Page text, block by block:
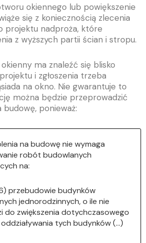
okiennego lub powiększenie
się z koniecznością zlecenia
projektu nadproża, które
z wyższych partii ścian i stropu.
ma znaleźć się blisko
i zgłoszenia trzeba
na okno. Nie gwarantuje to
można będzie przeprowadzić
ponieważ:
na budowę nie wymaga
robót budowlanych
na:
przebudowie budynków
jednorodzinnych, o ile nie
do zwiększenia dotychczasowego
tych budynków (…)